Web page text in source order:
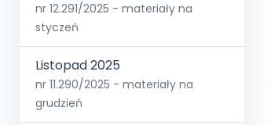
nr 12.291/2025 - materiały na
styczeń
Listopad 2025
nr 11.290/2025 - materiały na
grudzień